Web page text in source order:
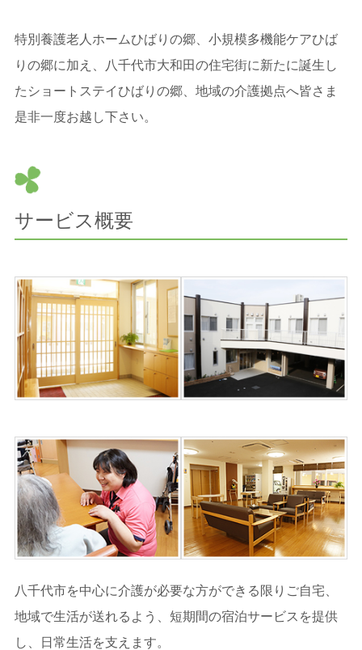
特別養護老人ホームひばりの郷、小規模多機能ケアひば
りの郷に加え、八千代市大和田の住宅街に新たに誕生し
たショートステイひばりの郷、地域の介護拠点へ皆さま
是非一度お越し下さい。
サービス概要
八千代市を中心に介護が必要な方ができる限りご自宅、
地域で生活が送れるよう、短期間の宿泊サービスを提供
し、日常生活を支えます。